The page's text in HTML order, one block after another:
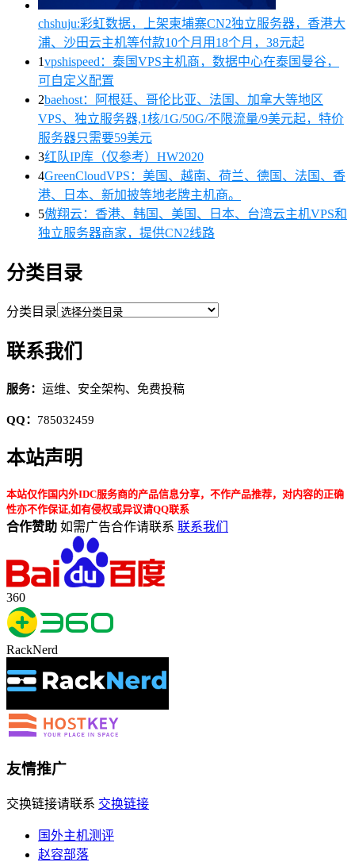
chshuju:彩虹数据，上架柬埔寨CN2独立服务器，香港大
浦、沙田云主机等付款10个月用18个月，38元起
1vpshispeed：泰国VPS主机商，数据中心在泰国曼谷，
可自定义配置
2baehost：阿根廷、哥伦比亚、法国、加拿大等地区
VPS、独立服务器,1核/1G/50G/不限流量/9美元起，特价
服务器只需要59美元
3红队IP库（仅参考）HW2020
4GreenCloudVPS：美国、越南、荷兰、德国、法国、香
港、日本、新加披等地老牌主机商。
5傲翔云：香港、韩国、美国、日本、台湾云主机VPS和
独立服务器商家，提供CN2线路
分类目录
分类目录
联系我们
服务： 运维、安全架构、免费投稿
QQ： 785032459
本站声明
本站仅作国内外IDC服务商的产品信息分享，不作产品推荐，对内容的正确
性亦不作保证,如有侵权或异议请QQ联系
合作赞助 如需广告合作请联系 联系我们
360
RackNerd
友情推广
交换链接请联系 交换链接
国外主机测评
赵容部落